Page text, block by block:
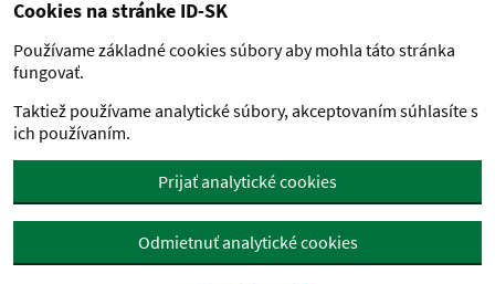
Preskočiť na hlavný obsah
Cookies na stránke ID-SK
Používame základné cookies súbory aby mohla táto stránka
fungovať.
Taktiež používame analytické súbory, akceptovaním súhlasíte s
ich používaním.
Prijať analytické cookies
Odmietnuť analytické cookies